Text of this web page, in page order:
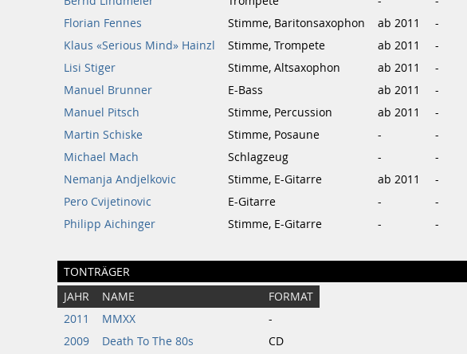
Florian Fennes
Stimme, Baritonsaxophon ab 2011
-
Klaus «Serious Mind» Hainzl
Stimme, Trompete ab 2011
-
Lisi Stiger
Stimme, Altsaxophon ab 2011
-
Manuel Brunner
E-Bass ab 2011
-
Manuel Pitsch
Stimme, Percussion ab 2011
-
Martin Schiske
Stimme, Posaune -
-
Michael Mach
Schlagzeug -
-
Nemanja Andjelkovic
Stimme, E-Gitarre ab 2011
-
Pero Cvijetinovic
E-Gitarre -
-
Philipp Aichinger
Stimme, E-Gitarre - -
TONTRÄGER
JAHR NAME
FORMAT
2011
MMXX
-
2009
Death To The 80s
CD